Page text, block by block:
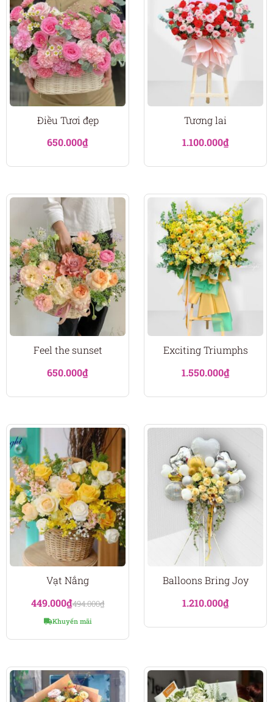
Điều Tươi đẹp
650.000₫
Tương lai
1.100.000₫
Feel the sunset
650.000₫
Exciting Triumphs
1.550.000₫
Vạt Nắng
449.000₫494.000₫
Khuyến mãi
Balloons Bring Joy
1.210.000₫